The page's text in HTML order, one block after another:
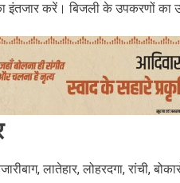
इंतजार करें। बिजली के उपकरणों का
लातेहार, लोहरदगा, रांची,